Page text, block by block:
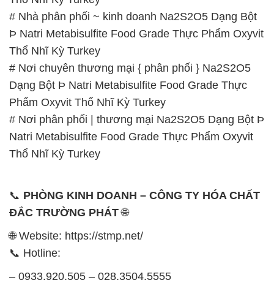
# Nhà phân phối ~ kinh doanh Na2S2O5 Dạng Bột
Þ Natri Metabisulfite Food Grade Thực Phẩm Oxyvit
Thổ Nhĩ Kỳ Turkey
# Nơi chuyên thương mại { phân phối } Na2S2O5
Dạng Bột Þ Natri Metabisulfite Food Grade Thực
Phẩm Oxyvit Thổ Nhĩ Kỳ Turkey
# Nơi phân phối | thương mại Na2S2O5 Dạng Bột Þ
Natri Metabisulfite Food Grade Thực Phẩm Oxyvit
Thổ Nhĩ Kỳ Turkey
📞 PHÒNG KINH DOANH – CÔNG TY HÓA CHẤT
ĐẮC TRƯỜNG PHÁT🌐
🌐 Website: https://stmp.net/
📞 Hotline:
– 0933.920.505 – 028.3504.5555